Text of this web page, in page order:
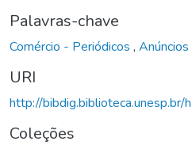
Palavras-chave
Comércio - Periódicos , Anúncios
URI
http://
Coleções